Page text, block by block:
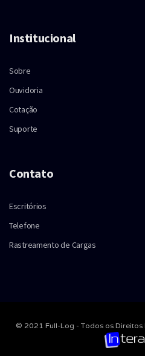
Institucional
Sobre
Ouvidoria
Cotação
Suporte
Contato
Escritórios
Telefone
Rastreamento de Cargas
© 2021 Full-Log - Todos os Direitos